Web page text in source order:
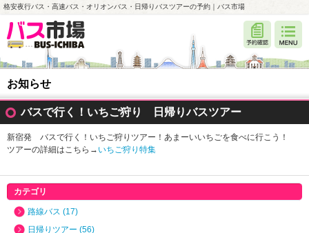
格安夜行バス・高速バス・オリオンバス・日帰りバスツアーの予約｜バス市場
お知らせ
バスで行く！いちご狩り 日帰りバスツアー
新宿発 バスで行く！いちご狩りツアー！あまーいいちごを食べに行こう！
ツアーの詳細はこちら→ いちご狩り特集
カテゴリ
路線バス (17)
日帰りツアー (56)